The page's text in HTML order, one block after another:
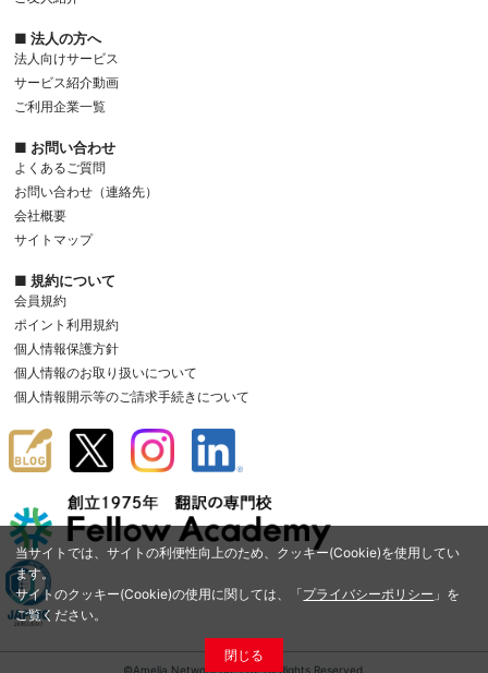
当サイトでは、サイトの利便性向上のため、クッキー(Cookie)を使用してい
ます。
サイトのクッキー(Cookie)の使用に関しては、「プライバシーポリシー 」を
ご覧ください。
閉じる
■ 法人の方へ
法人向けサービス
サービス紹介動画
ご利用企業一覧
■ お問い合わせ
よくあるご質問
お問い合わせ（連絡先）
会社概要
サイトマップ
■ 規約について
会員規約
ポイント利用規約
個人情報保護方針
個人情報のお取り扱いについて
個人情報開示等のご請求手続きについて
©Amelia Network Co.,Ltd. All Rights Reserved.